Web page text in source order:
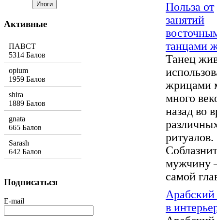
Польза от
занятий
танцами
Танец
жрицами
много
назад во
ритуалов.
мужчину
самой
Арабский
в
Активные
ПАВСТ
5314 Балов
opium
1959 Балов
shira
1889 Балов
gnata
665 Балов
Sarash
642 Балов
Подписаться
E-mail